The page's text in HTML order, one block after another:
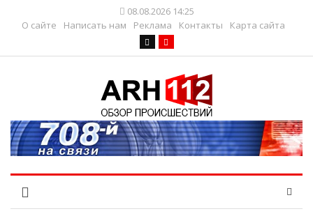
08.08.2026 14:25
О сайте
Написать нам Реклама Контакты Карта сайта